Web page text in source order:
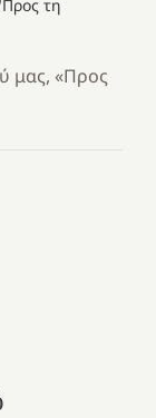
τη
μας, «Προς